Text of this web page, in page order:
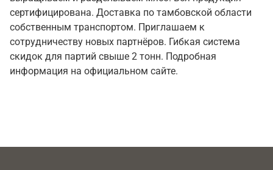
сертифицирована. Доставка по тамбовской области
собственным транспортом. Приглашаем к
сотрудничеству новых партнёров. Гибкая система
скидок для партий свыше 2 тонн. Подробная
информация на официальном сайте.